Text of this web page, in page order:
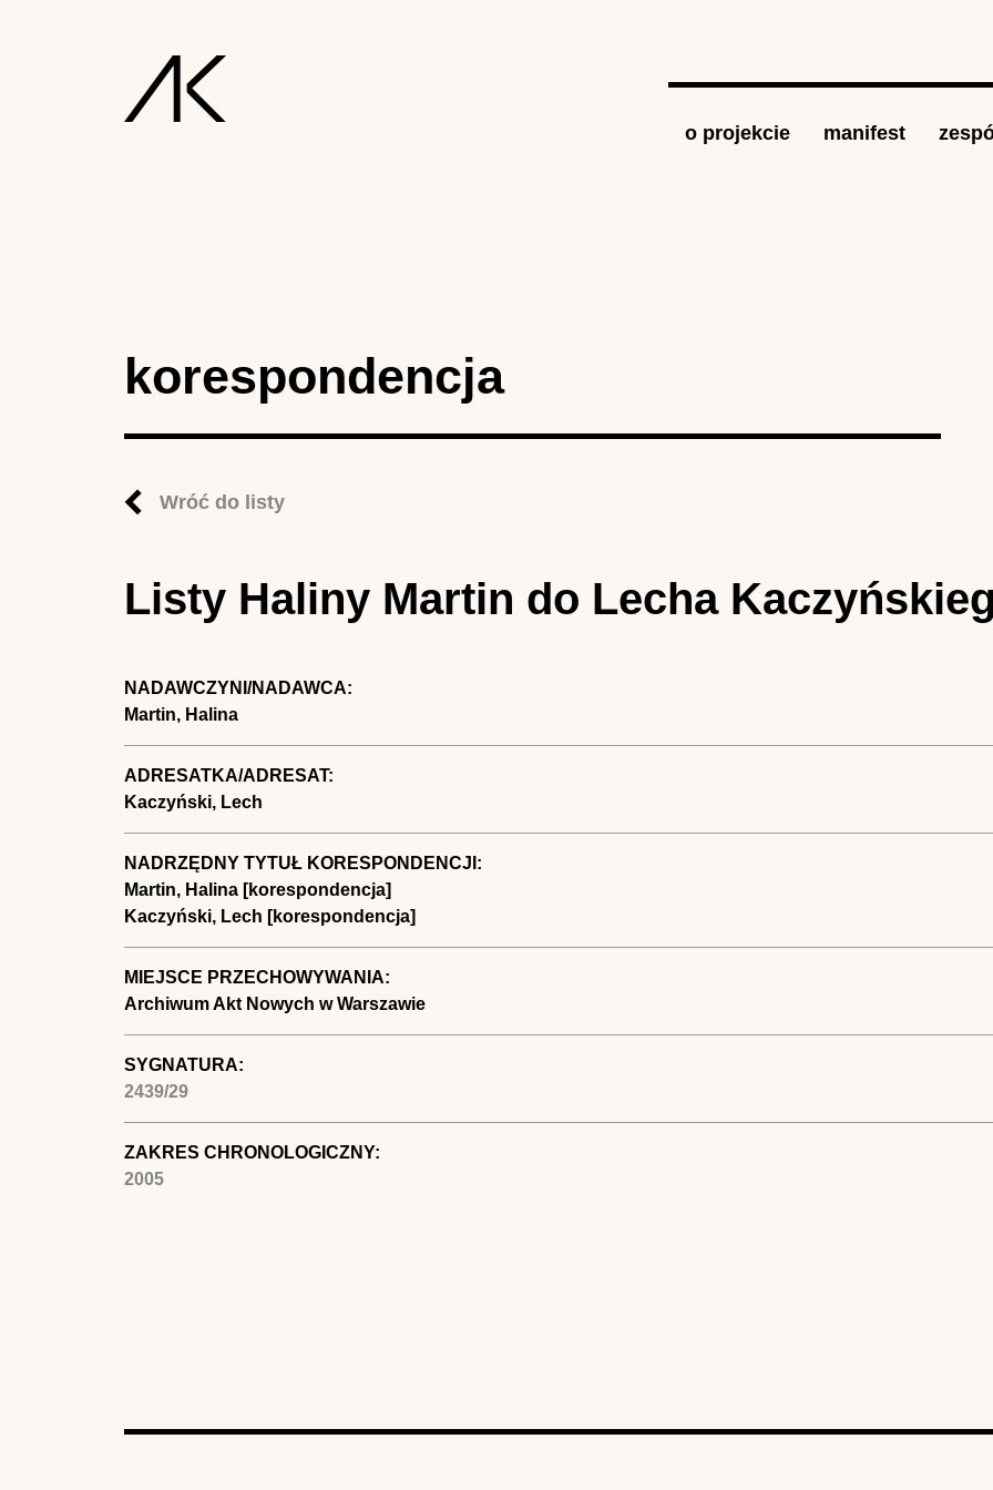
o projekcie manifest
korespondencja
Wróć do listy
Listy Haliny Martin do Lecha
NADAWCZYNI/NADAWCA:
Martin, Halina
ADRESATKA/ADRESAT:
Kaczyński, Lech
NADRZĘDNY TYTUŁ KORESPONDENCJI:
Martin, Halina [korespondencja]
Kaczyński, Lech [korespondencja]
MIEJSCE PRZECHOWYWANIA:
Archiwum Akt Nowych w Warszawie
SYGNATURA:
2439/29
ZAKRES CHRONOLOGICZNY:
2005